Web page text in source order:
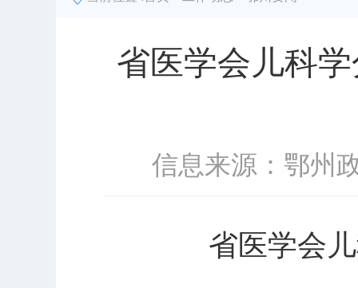
省医学会儿科
信息来源：鄂州
省医学会